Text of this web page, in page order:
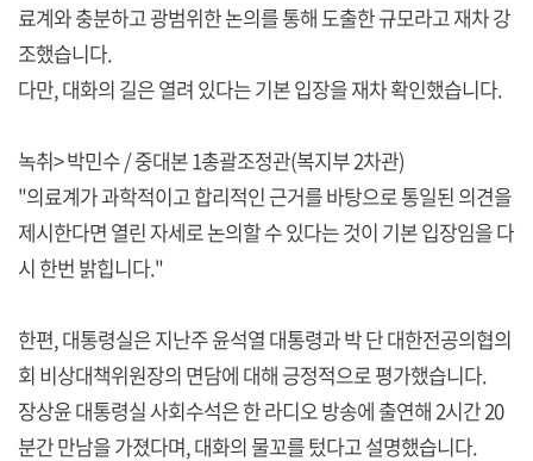
료계와 충분하고 광범위한 논의를 통해 도출한 규모라고 재차 강
조했습니다.
다만, 대화의 길은 열려 있다는 기본 입장을 재차 확인했습니다.
녹취> 박민수 / 중대본 1총괄조정관(복지부 2차관)
"의료계가 과학적이고 합리적인 근거를 바탕으로 통일된 의견을
제시한다면 열린 자세로 논의할 수 있다는 것이 기본 입장임을 다
시 한번 밝힙니다."
한편, 대통령실은 지난주 윤석열 대통령과 박 단 대한전공의협의
회 비상대책위원장의 면담에 대해 긍정적으로 평가했습니다.
장상윤 대통령실 사회수석은 한 라디오 방송에 출연해 2시간 20
분간 만남을 가졌다며, 대화의 물꼬를 텄다고 설명했습니다.